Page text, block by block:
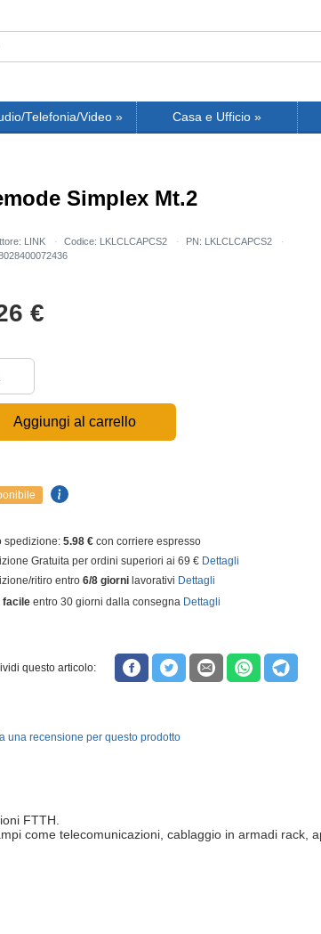
Telefonia/Video » Casa e Ufficio »
Simplex Mt.2
LINK Codice: LKLCLCAPCS2
PN: LKLCLCAPCS2
€
Aggiungi al carrello
spedizione: 5.98 € con corriere espresso
Gratuita per ordini superiori ai 69 € Dettagli
ritiro entro 6/8 giornilavorativi Dettagli
facileentro 30 giorni dalla consegna Dettagli
questo articolo:
una recensione per questo prodotto
FTTH.
come telecomunicazioni, cablaggio in armadi rack,